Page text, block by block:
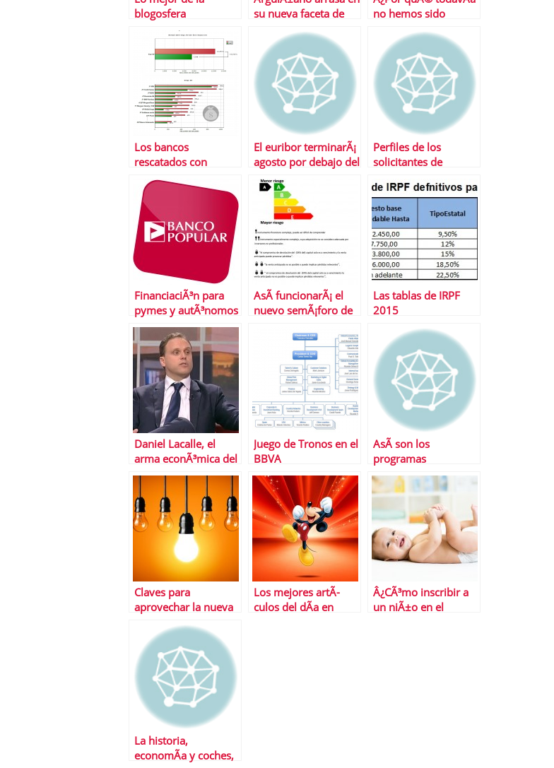
blogosfera
su nueva faceta de
no hemos sido
Los bancos
rescatados con
dinero pÃºblico
‘hacen su agosto’ en
los paraÃ­sos fiscales
El euribor terminarÃ¡
agosto por debajo del
1% por primera vez
en su historia
Perfiles de los
solicitantes de
FinanciaciÃ³n para
pymes y autÃ³nomos
con Banco Popular
AsÃ­ funcionarÃ¡ el
nuevo semÃ¡foro de
inviertas sin riesgo
Las tablas de IRPF
2015
Daniel Lacalle, el
arma econÃ³mica del
PP contra podemos
Juego de Tronos en el
BBVA
AsÃ­ son los
programas
econÃ³micos de los
partidos
Claves para
aprovechar la nueva
electricidad por horas
Los mejores artÃ­
culos del dÃ­a en
Â¿CÃ³mo inscribir a
un niÃ±o en el
La historia,
economÃ­a y coches,